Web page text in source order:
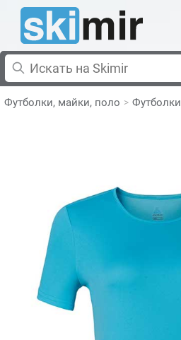
Футболки, майки, поло Футболки